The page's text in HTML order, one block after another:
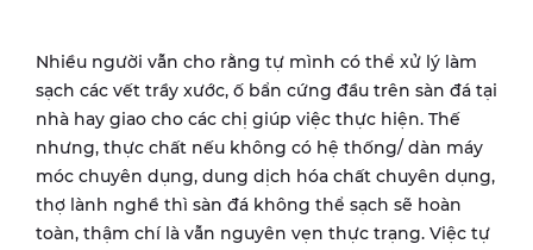
Nhiều người vẫn cho rằng tự mình có thể xử lý làm
sạch các vết trầy xước, ố bẩn cứng đầu trên sàn đá tại
nhà hay giao cho các chị giúp việc thực hiện. Thế
nhưng, thực chất nếu không có hệ thống/ dàn máy
móc chuyên dụng, dung dịch hóa chất chuyên dụng,
thợ lành nghề thì sàn đá không thể sạch sẽ hoàn
toàn, thậm chí là vẫn nguyên vẹn thực trạng. Việc tự